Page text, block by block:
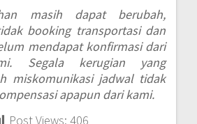
masih dapat berubah,
booking transportasi dan
mendapat konfirmasi dari
Segala kerugian yang
miskomunikasi jadwal tidak
apapun dari kami.
Post Views: 406